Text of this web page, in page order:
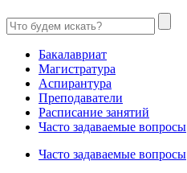
Бакалавриат
Магистратура
Аспирантура
Преподаватели
Расписание занятий
Часто задаваемые вопросы
Часто задаваемые вопросы